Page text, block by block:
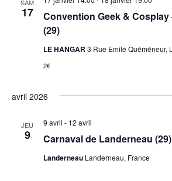
SAM
17
Convention Geek & Cosplay
(29)
LE HANGAR 3 Rue Emile Quéméneur,
2€
avril 2026
JEU
9 Carnaval de Landerneau (29)
9 avril - 12 avril
Landerneau Landerneau, France